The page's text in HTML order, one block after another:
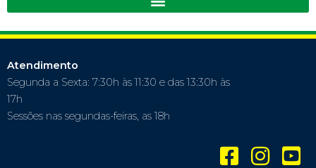
Atendimento
Segunda a Sexta: 7:30h às 11:30 e das 13:30h às
17h
Sessões nas segundas-feiras, as 18h